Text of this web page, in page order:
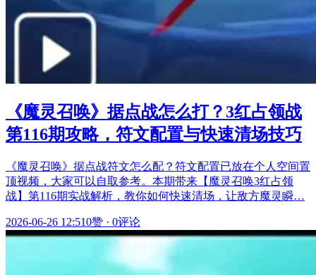
《魔灵召唤》据点战怎么打？3红占领战
第116期攻略，符文配置与快速清场技巧
《魔灵召唤》据点战符文怎么配？符文配置已放在个人空间置
顶视频，大家可以自取参考。本期带来【魔灵召唤3红占领
战】第116期实战解析，教你如何快速清场，让敌方魔灵瞬…
2026-06-26 12:510赞 · 0评论